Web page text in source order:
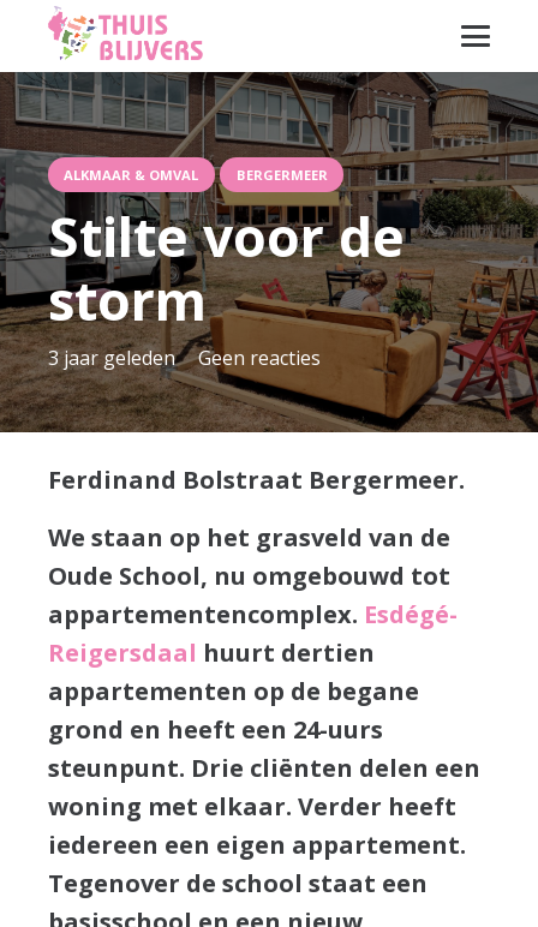
ALKMAAR & OMVAL BERGERMEER
Stilte voor de
storm
3 jaar geleden Geen reacties
Ferdinand Bolstraat Bergermeer.
We staan op het grasveld van de
Oude School, nu omgebouwd tot
appartementencomplex. Esdégé-
Reigersdaal huurt dertien
appartementen op de begane
grond en heeft een 24-uurs
steunpunt. Drie cliënten delen een
woning met elkaar. Verder heeft
iedereen een eigen appartement.
Tegenover de school staat een